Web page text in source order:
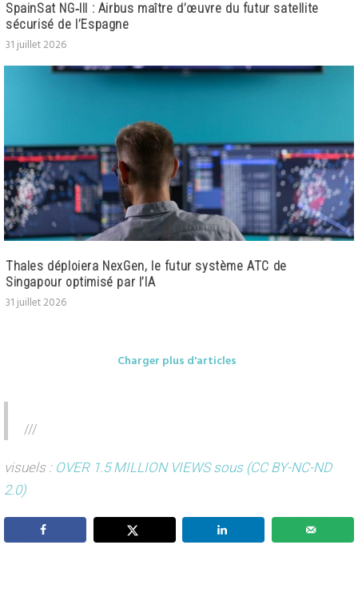
SpainSat NG‑III : Airbus maître d’œuvre du futur satellite
sécurisé de l’Espagne
31 juillet 2026
Thales déploiera NexGen, le futur système ATC de
Singapour optimisé par l’IA
31 juillet 2026
Charger plus d'articles
///
visuels : OVER 1.5 MILLION VIEWSsous (CC BY-NC-ND
2.0)